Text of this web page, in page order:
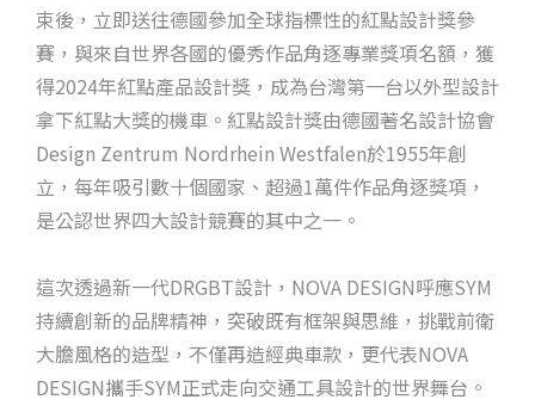
束後，立即送往德國參加全球指標性的紅點設計獎參
賽，與來自世界各國的優秀作品角逐專業獎項名額，獲
得2024年紅點產品設計獎，成為台灣第一台以外型設計
拿下紅點大獎的機車。紅點設計獎由德國著名設計協會
Design Zentrum Nordrhein Westfalen於1955年創
立，每年吸引數十個國家、超過1萬件作品角逐獎項，
是公認世界四大設計競賽的其中之一。
這次透過新一代DRGBT設計，NOVA DESIGN呼應SYM
持續創新的品牌精神，突破既有框架與思維，挑戰前衛
大膽風格的造型，不僅再造經典車款，更代表NOVA
DESIGN攜手SYM正式走向交通工具設計的世界舞台。